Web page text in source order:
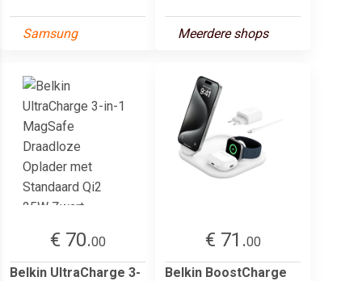
Samsung Meerdere shops
€ 70.00
Belkin UltraCharge 3-
€ 71.00
Belkin BoostCharge